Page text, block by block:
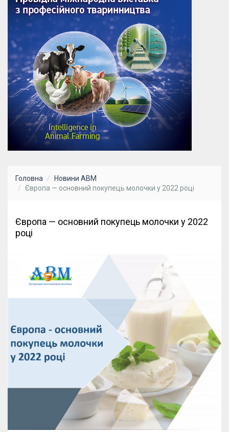
Головна
Новини АВМ
Європа — основний покупець молочки у 2022 році
Європа — основний покупець молочки у 2022
році